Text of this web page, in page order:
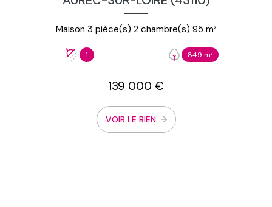
Maison 3 pièce(s) 2 chambre(s) 95 m²
1 849 m²
139 000 €
VOIR LE BIEN